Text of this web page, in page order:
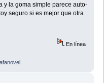
y la goma simple parece auto-
seguro si es mejor que otra
En línea